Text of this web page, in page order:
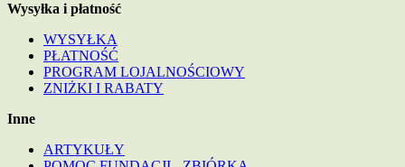
Wysyłka i płatność
WYSYŁKA
PŁATNOŚĆ
PROGRAM LOJALNOŚCIOWY
ZNIŻKI I RABATY
Inne
ARTYKUŁY